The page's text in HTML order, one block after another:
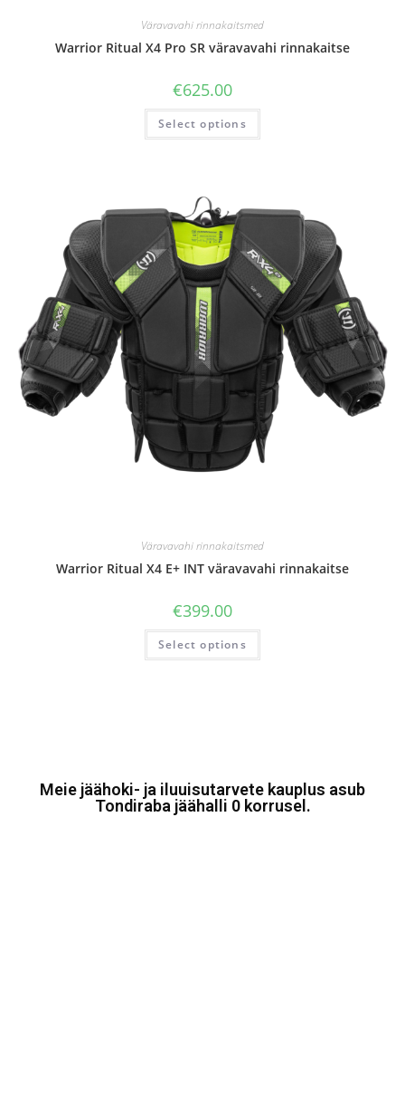
Väravavahi rinnakaitsmed
Warrior Ritual X4 Pro SR väravavahi rinnakaitse
€625.00
Select options
Väravavahi rinnakaitsmed
Warrior Ritual X4 E+ INT väravavahi rinnakaitse
€399.00
Select options
Meie jäähoki- ja iluuisutarvete kauplus asub
Tondiraba jäähalli 0 korrusel.